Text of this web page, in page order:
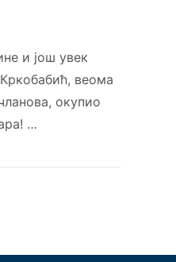
и још увек
веома
окупио
…